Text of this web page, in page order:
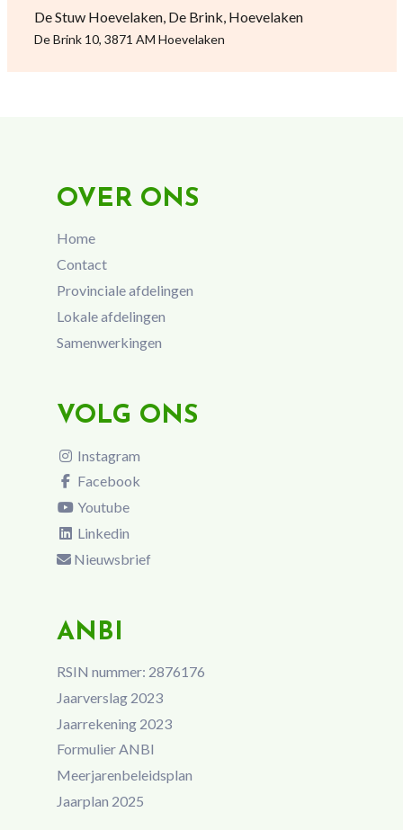
De Stuw Hoevelaken, De Brink, Hoevelaken
De Brink 10, 3871 AM Hoevelaken
OVER ONS
Home
Contact
Provinciale afdelingen
Lokale afdelingen
Samenwerkingen
VOLG ONS
Instagram
Facebook
Youtube
Linkedin
Nieuwsbrief
ANBI
RSIN nummer: 2876176
Jaarverslag 2023
Jaarrekening 2023
Formulier ANBI
Meerjarenbeleidsplan
Jaarplan 2025